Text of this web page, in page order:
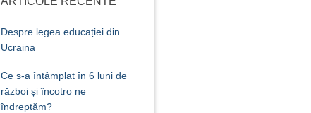
Despre legea educației din
Ucraina
Ce s-a întâmplat în 6 luni de
război și încotro ne
îndreptăm?